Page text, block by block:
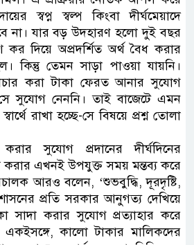
স্বপ্ন স্বল্প কিংবা দীর্ঘমেয়াদে
না। যার বড় উদহারণ হলো দুই বছর
দিয়ে অপ্রদর্শিত অর্থ বৈধ করার
কিন্তু তেমন সাড়া পাওয়া যায়নি।
করা টাকা ফেরত আনার সুযোগ
সুযোগ নেননি। তাই বাজেটে এমন
রাখা হচ্ছে-সে বিষয়ে প্রশ্ন তোলা
সুযোগ প্রদানের দীর্ঘদিনের
করার এখনই উপযুক্ত সময় মন্তব্য করে
আরও বলেন, ‘শুভবুদ্ধি, দূরদৃষ্টি,
প্রতি সরকার আনুগত্য দেখিয়ে
সাদা করার সুযোগ প্রত্যাহার করে
কালো টাকার মালিকদের